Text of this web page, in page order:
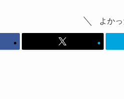
よか